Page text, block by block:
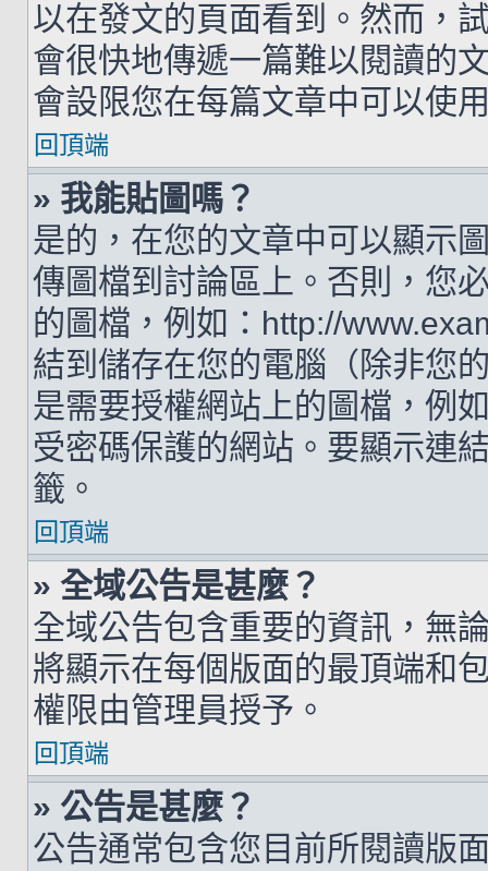
以在發文的頁面看到。然而，
會很快地傳遞一篇難以閱讀的
會設限您在每篇文章中可以使
回頂端
» 我能貼圖嗎？
是的，在您的文章中可以顯示
傳圖檔到討論區上。否則，您
的圖檔，例如：http://
結到儲存在您的電腦（除非您
是需要授權網站上的圖檔，例
受密碼保護的網站。要顯示連
籤。
回頂端
» 全域公告是甚麼？
全域公告包含重要的資訊，無
將顯示在每個版面的最頂端和
權限由管理員授予。
回頂端
» 公告是甚麼？
公告通常包含您目前所閱讀版